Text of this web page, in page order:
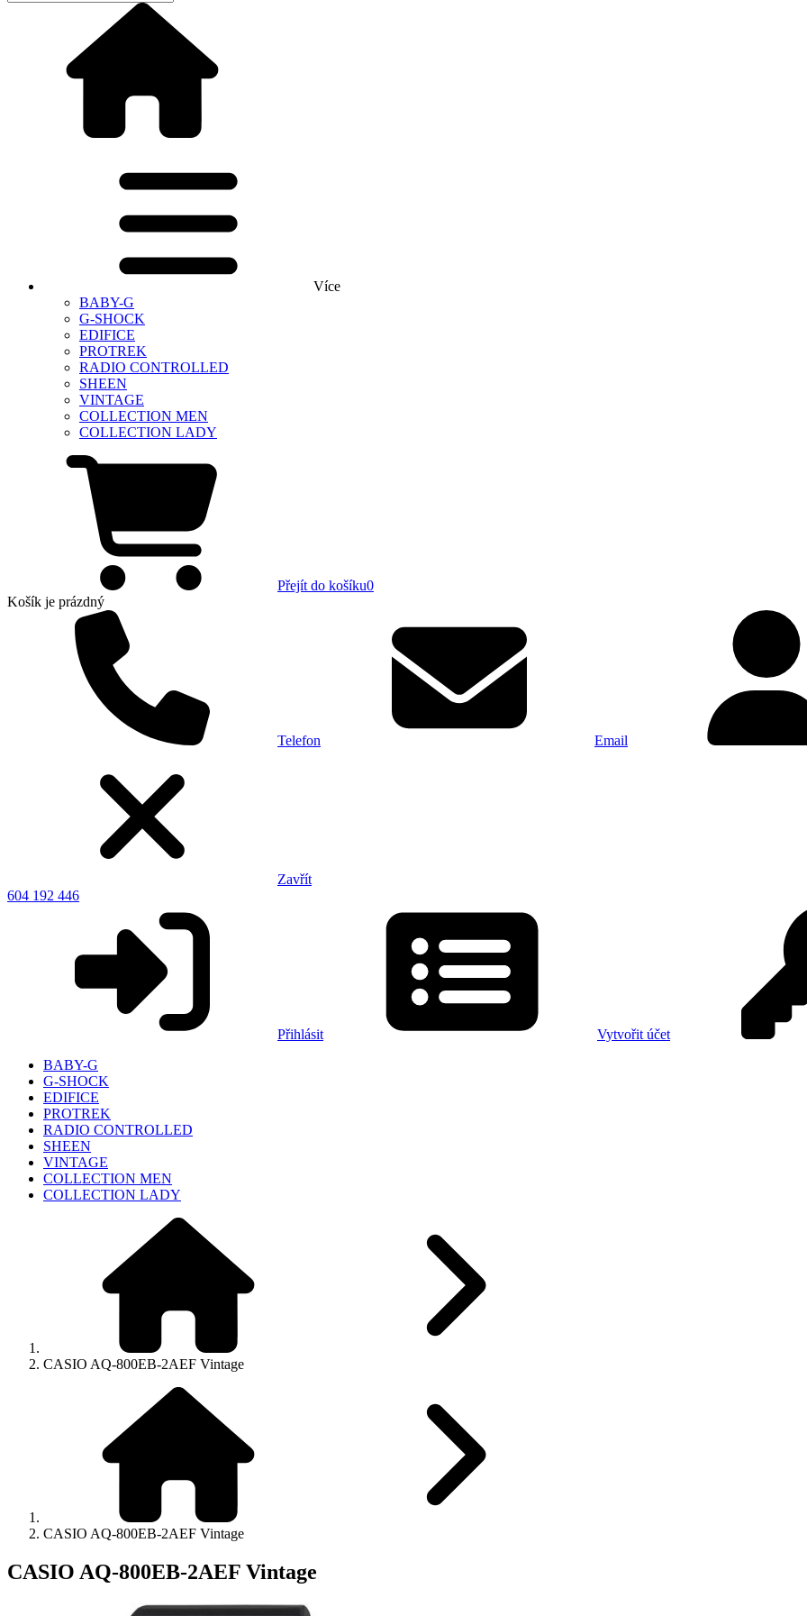
Více
BABY-G
G-SHOCK
EDIFICE
PROTREK
RADIO CONTROLLED
SHEEN
VINTAGE
COLLECTION MEN
COLLECTION LADY
Přejít do košíku0
Košík je prázdný
Telefon Email
Zavřít
604 192 446
Přihlásit
Vytvořit účet
BABY-G
G-SHOCK
EDIFICE
PROTREK
RADIO CONTROLLED
SHEEN
VINTAGE
COLLECTION MEN
COLLECTION LADY
CASIO AQ-800EB-2AEF Vintage
CASIO AQ-800EB-2AEF Vintage
CASIO AQ-800EB-2AEF Vintage